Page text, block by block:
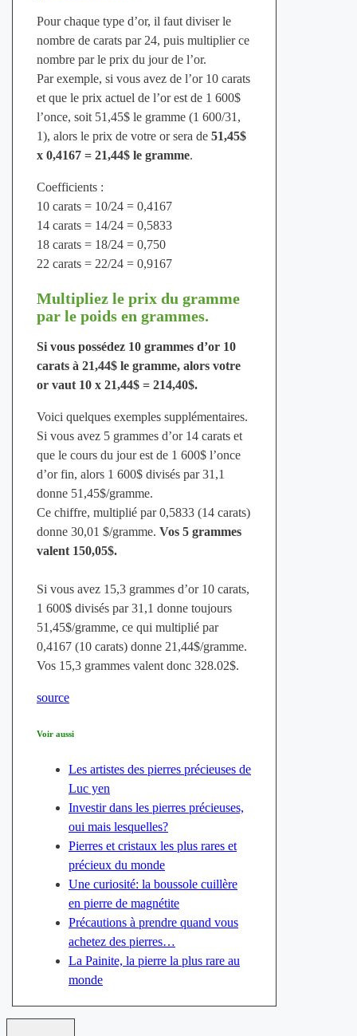
Pour chaque type d’or, il faut diviser le
nombre de carats par 24, puis multiplier ce
nombre par le prix du jour de l’or.
Par exemple, si vous avez de l’or 10 carats
et que le prix actuel de l’or est de 1 600$
l’once, soit 51,45$ le gramme (1 600/31,
1), alors le prix de votre or sera de51,45$
x 0,4167 = 21,44$ le gramme.
Coefficients :
10 carats = 10/24 = 0,4167
14 carats = 14/24 = 0,5833
18 carats = 18/24 = 0,750
22 carats = 22/24 = 0,9167
Multipliez le prix du gramme
par le poids en grammes.
Si vous possédez 10 grammes d’or 10
carats à 21,44$ le gramme, alors votre
or vaut 10 x 21,44$ = 214,40$.
Voici quelques exemples supplémentaires.
Si vous avez 5 grammes d’or 14 carats et
que le cours du jour est de 1 600$ l’once
d’or fin, alors 1 600$ divisés par 31,1
donne 51,45$/gramme.
Ce chiffre, multiplié par 0,5833 (14 carats)
donne 30,01 $/gramme. Vos 5 grammes
valent 150,05$.
Si vous avez 15,3 grammes d’or 10 carats,
1 600$ divisés par 31,1 donne toujours
51,45$/gramme, ce qui multiplié par
0,4167 (10 carats) donne 21,44$/gramme.
Vos 15,3 grammes valent donc 328.02$.
source
Voir aussi
Les artistes des pierres précieuses de
Luc yen
Investir dans les pierres précieuses,
oui mais lesquelles?
Pierres et cristaux les plus rares et
précieux du monde
Une curiosité: la boussole cuillère
en pierre de magnétite
Précautions à prendre quand vous
achetez des pierres…
La Painite, la pierre la plus rare au
monde